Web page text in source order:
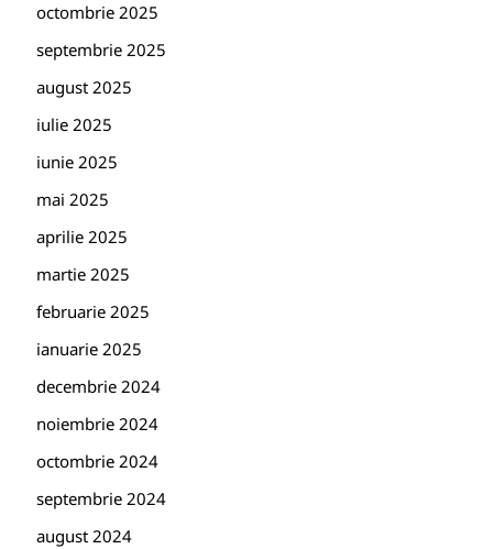
octombrie 2025
septembrie 2025
august 2025
iulie 2025
iunie 2025
mai 2025
aprilie 2025
martie 2025
februarie 2025
ianuarie 2025
decembrie 2024
noiembrie 2024
octombrie 2024
septembrie 2024
august 2024